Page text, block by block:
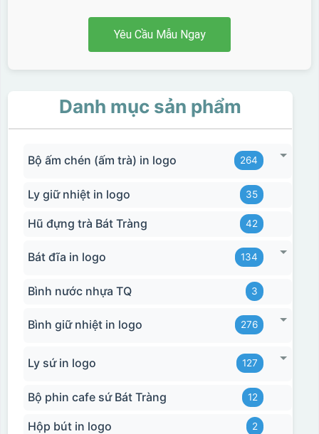
Yêu Cầu Mẫu Ngay
Danh mục sản phẩm
Bộ ấm chén (ấm trà) in logo 264
Ly giữ nhiệt in logo 35
Hũ đựng trà Bát Tràng 42
Bát đĩa in logo 134
Bình nước nhựa TQ 3
Bình giữ nhiệt in logo 276
Ly sứ in logo 127
Bộ phin cafe sứ Bát Tràng 12
Hộp bút in logo 2